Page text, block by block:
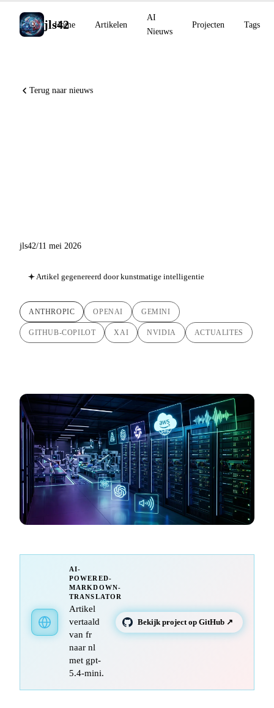
jls42
Home Artikelen
AI
Nieuws
Projecten Tags
Terug naar nieuws
jls42/11 mei 2026
Artikel gegenereerd door kunstmatige intelligentie
ANTHROPIC OPENAI GEMINI
GITHUB-COPILOT XAI NVIDIA ACTUALITES
AI-
POWERED-
MARKDOWN-
TRANSLATOR
Artikel
vertaald
van fr
naar nl
met gpt-
5.4-mini.
Bekijk project op GitHub ↗